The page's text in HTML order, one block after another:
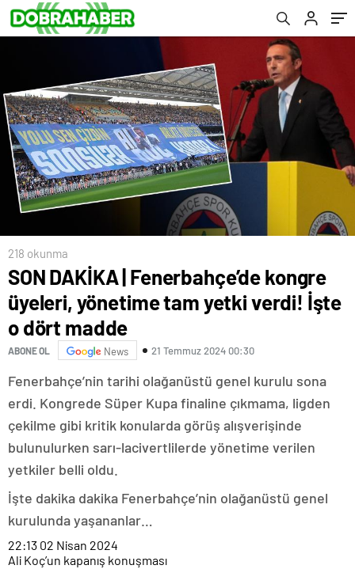
218 okunma
SON DAKİKA | Fenerbahçe’de kongre
üyeleri, yönetime tam yetki verdi! İşte
o dört madde
ABONE OL News 21 Temmuz 2024 00:30
Fenerbahçe’nin tarihi olağanüstü genel kurulu sona
erdi. Kongrede Süper Kupa finaline çıkmama, ligden
çekilme gibi kritik konularda görüş alışverişinde
bulunulurken sarı-lacivertlilerde yönetime verilen
yetkiler belli oldu.
İşte dakika dakika Fenerbahçe’nin olağanüstü genel
kurulunda yaşananlar…
22:13 02 Nisan 2024
Ali Koç’un kapanış konuşması